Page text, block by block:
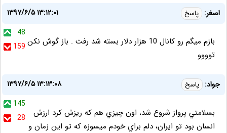
اصغر: پاسخ
۱۳۹۷/۶/۵ ۱۳:۱۲:۰۱
48
159 بازم میگم رو کانال 10 هزار دلار بسته شد رفت . باز گوش نکن
توووو
جواد: پاسخ
۱۳۹۷/۶/۵ ۱۳:۱۳:۰۸
145
28
بسلامتي پرواز شروع شد، اون چيزي هم كه ريزش كرد ارزش
انسان بود تو ايران، دلم براي خودم ميسوزه كه تو اين زمان و